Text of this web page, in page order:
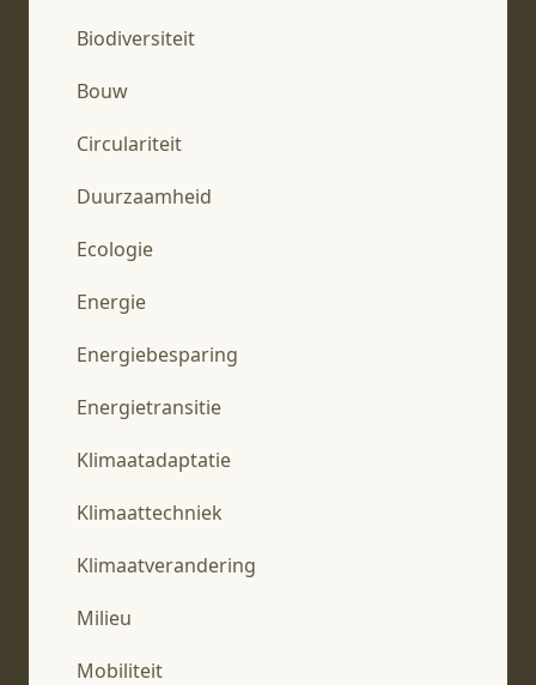
Biodiversiteit
Bouw
Circulariteit
Duurzaamheid
Ecologie
Energie
Energiebesparing
Energietransitie
Klimaatadaptatie
Klimaattechniek
Klimaatverandering
Milieu
Mobiliteit